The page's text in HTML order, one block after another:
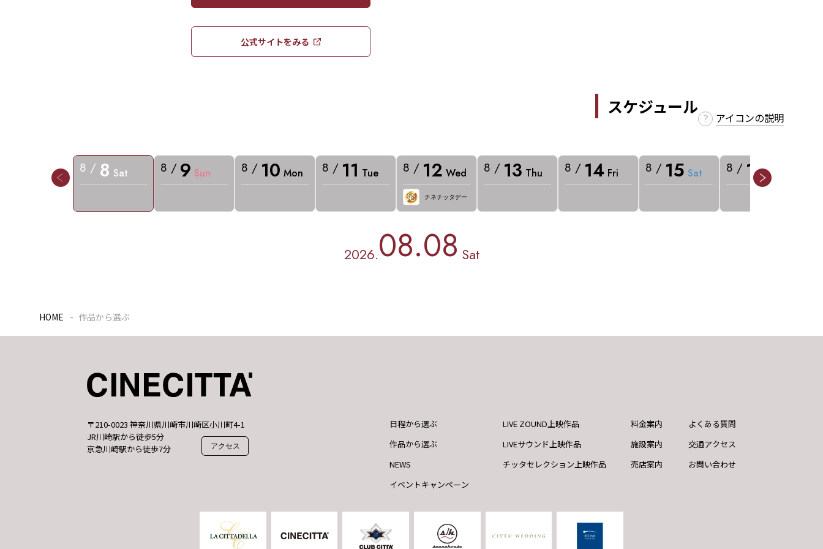
公式サイトをみる​​
スケジュール
アイコンの説明
8 / 8 Sat 8 / 9 Sun 8 / 10 Mon 8 / 11 Tue 8 / 12 Wed
チネチッタデー
8 / 13 Thu 8 / 14 Fri 8 / 15 Sat 8 / 16 Sun
2026.08.08 Sat
HOME 作品から選ぶ
〒210-0023 神奈川県川崎市川崎区小川町4-1
JR川崎駅から徒歩5分
京急川崎駅から徒歩7分
アクセス
日程から選ぶ
作品から選ぶ
NEWS
イベントキャンペーン
LIVE ZOUND上映作品
LIVEサウンド上映作品
チッタセレクション上映作品
料金案内
施設案内
売店案内
よくある質問
交通アクセス
お問い合わせ